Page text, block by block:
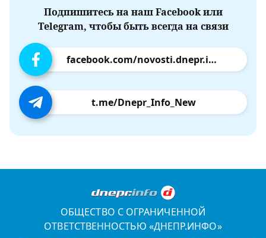
Подпишитесь на наш Facebook или
Telegram, чтобы быть всегда на связи
facebook.com/novosti.dnepr.info
t.me/Dnepr_Info_New
ОБЩЕСТВО С ОГРАНИЧЕННОЙ
ОТВЕТСТВЕННОСТЬЮ «ДНЕПР.ИНФО»